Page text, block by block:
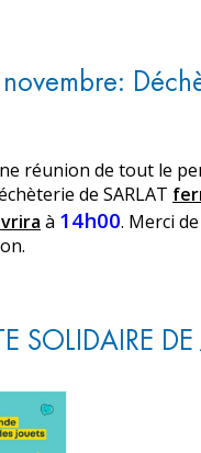
réunion de tout le
de SARLAT
à 14h00. Merci
SOLIDAIRE DE